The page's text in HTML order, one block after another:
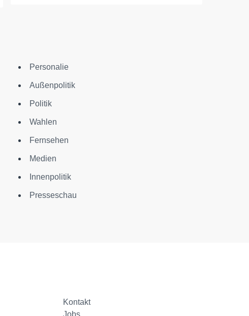
Personalie
Außenpolitik
Politik
Wahlen
Fernsehen
Medien
Innenpolitik
Presseschau
Kontakt
Jobs